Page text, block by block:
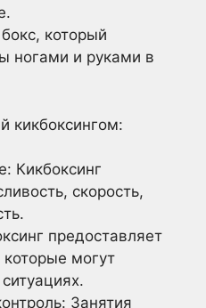
который
ногами и руками в
кикбоксингом:
Кикбоксинг
скорость,
предоставляет
могут
Занятия